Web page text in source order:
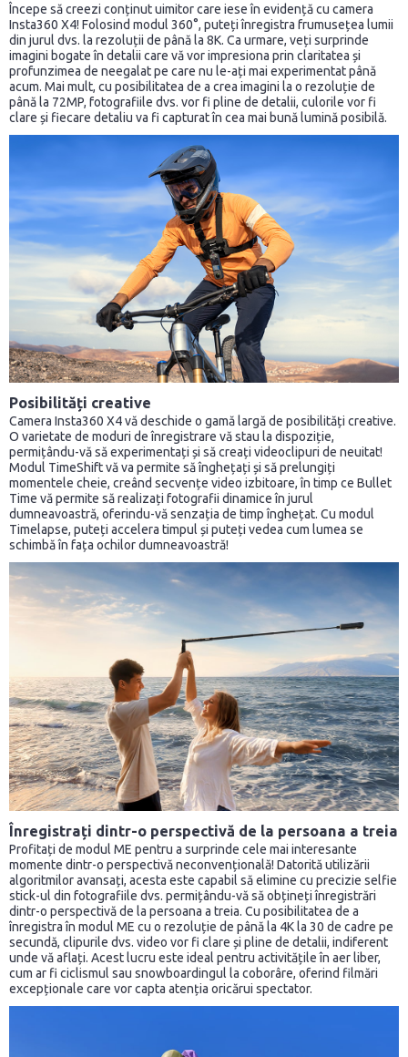
Începe să creezi conținut uimitor care iese în evidență cu camera
Insta360 X4! Folosind modul 360°, puteți înregistra frumusețea lumii
din jurul dvs. la rezoluții de până la 8K. Ca urmare, veți surprinde
imagini bogate în detalii care vă vor impresiona prin claritatea și
profunzimea de neegalat pe care nu le-ați mai experimentat până
acum. Mai mult, cu posibilitatea de a crea imagini la o rezoluție de
până la 72MP, fotografiile dvs. vor fi pline de detalii, culorile vor fi
clare și fiecare detaliu va fi capturat în cea mai bună lumină posibilă.
Posibilități creative
Camera Insta360 X4 vă deschide o gamă largă de posibilități creative.
O varietate de moduri de înregistrare vă stau la dispoziție,
permițându-vă să experimentați și să creați videoclipuri de neuitat!
Modul TimeShift vă va permite să înghețați și să prelungiți
momentele cheie, creând secvențe video izbitoare, în timp ce Bullet
Time vă permite să realizați fotografii dinamice în jurul
dumneavoastră, oferindu-vă senzația de timp înghețat. Cu modul
Timelapse, puteți accelera timpul și puteți vedea cum lumea se
schimbă în fața ochilor dumneavoastră!
Înregistrați dintr-o perspectivă de la persoana a treia
Profitați de modul ME pentru a surprinde cele mai interesante
momente dintr-o perspectivă neconvențională! Datorită utilizării
algoritmilor avansați, acesta este capabil să elimine cu precizie selfie
stick-ul din fotografiile dvs. permițându-vă să obțineți înregistrări
dintr-o perspectivă de la persoana a treia. Cu posibilitatea de a
înregistra în modul ME cu o rezoluție de până la 4K la 30 de cadre pe
secundă, clipurile dvs. video vor fi clare și pline de detalii, indiferent
unde vă aflați. Acest lucru este ideal pentru activitățile în aer liber,
cum ar fi ciclismul sau snowboardingul la coborâre, oferind filmări
excepționale care vor capta atenția oricărui spectator.